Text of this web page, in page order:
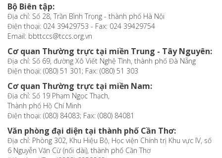
Bộ Biên tập:
Địa chỉ: Số 28, Trần Bình Trọng - thành phố Hà Nội
Điện thoại: 024 39429753 - Fax: 024 39429754
Email: bbttccs@tccs.org.vn
Cơ quan Thường trực tại miền Trung - Tây Nguyên:
Địa chỉ: Số 69, đường Xô Viết Nghệ Tĩnh, thành phố Đà Nẵng
Điện thoại: (080) 51 301; Fax: (080) 51 303
Cơ quan Thường trực tại miền Nam:
Địa chỉ: Số 19 Phạm Ngọc Thạch,
Thành phố Hồ Chí Minh
Điện thoại: (080) 84083; Fax: (080) 84081
Văn phòng đại diện tại thành phố Cần Thơ:
Địa chỉ: Phòng 302, Khu Hiệu Bộ, Học viện Chính trị Khu vực IV, số
6 Nguyễn Văn Cừ (nối dài), thành phố Cần Thơ